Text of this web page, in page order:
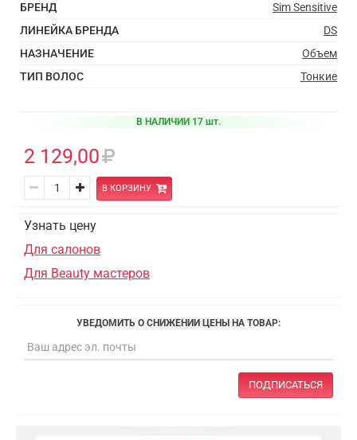
БРЕНД
Sim Sensitive
ЛИНЕЙКА БРЕНДА
DS
НАЗНАЧЕНИЕ
Объем
ТИП ВОЛОС
Тонкие
В НАЛИЧИИ 17 шт.
2 129,00
В КОРЗИНУ
Узнать цену
Для салонов
Для Beauty мастеров
УВЕДОМИТЬ О СНИЖЕНИИ ЦЕНЫ НА ТОВАР:
ПОДПИСАТЬСЯ